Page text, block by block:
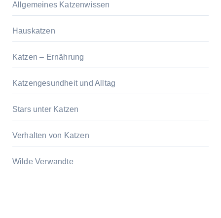
Allgemeines Katzenwissen
Hauskatzen
Katzen – Ernährung
Katzengesundheit und Alltag
Stars unter Katzen
Verhalten von Katzen
Wilde Verwandte